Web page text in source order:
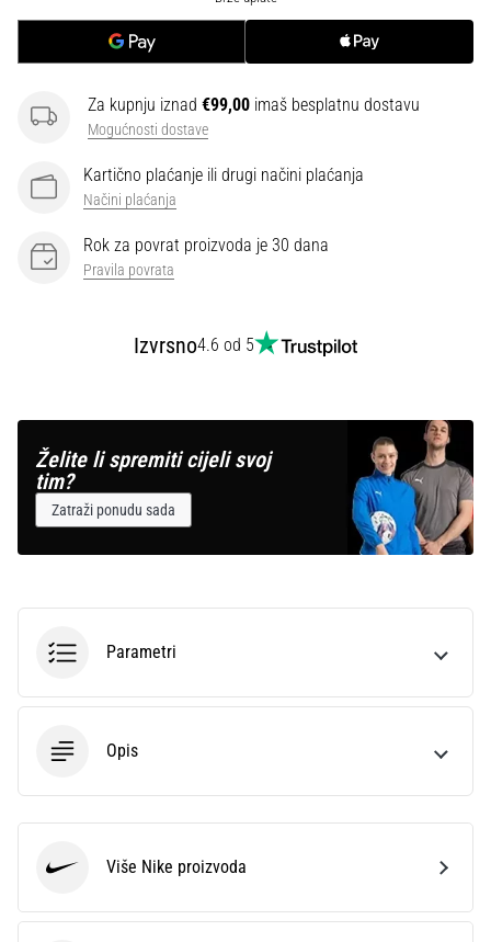
Prikaži
članke
Za kupnju iznad €99,00 imaš besplatnu dostavu
Mogućnosti dostave
Kartično plaćanje ili drugi načini plaćanja
Načini plaćanja
Rok za povrat proizvoda je 30 dana
Pravila povrata
Izvrsno4.6 od 5
Želite li spremiti cijeli svoj
tim?
Zatraži ponudu sada
Parametri
Opis
Više Nike proizvoda